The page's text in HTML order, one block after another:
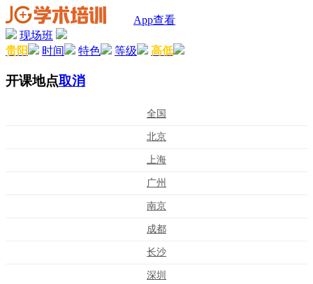
App查看
现场班
贵阳
时间 特色 等级 高低
开课地点取消
全国
北京
上海
广州
南京
成都
长沙
深圳